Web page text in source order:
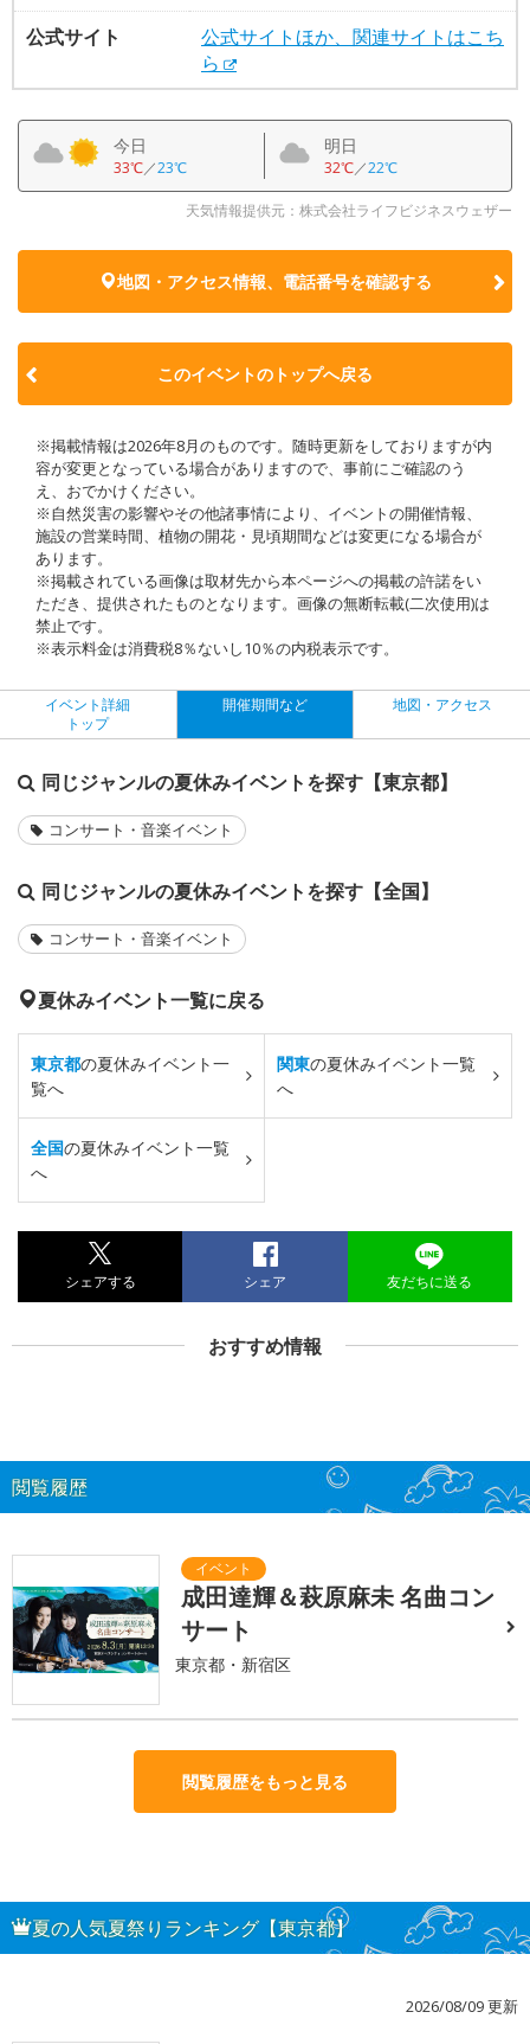
公式サイト
公式サイトほか、関連サイトはこち
ら
今日
33℃／23℃
明日
32℃／22℃
天気情報提供元：株式会社ライフビジネスウェザー
地図・アクセス情報、電話番号を確認する
このイベントのトップへ戻る
※掲載情報は2026年8月のものです。随時更新をしておりますが内
容が変更となっている場合がありますので、事前にご確認のう
え、おでかけください。
※自然災害の影響やその他諸事情により、イベントの開催情報、
施設の営業時間、植物の開花・見頃期間などは変更になる場合が
あります。
※掲載されている画像は取材先から本ページへの掲載の許諾をい
ただき、提供されたものとなります。画像の無断転載(二次使用)は
禁止です。
※表示料金は消費税8％ないし10％の内税表示です。
イベント詳細
トップ
開催期間など 地図・アクセス
同じジャンルの夏休みイベントを探す【東京都】
コンサート・音楽イベント
同じジャンルの夏休みイベントを探す【全国】
コンサート・音楽イベント
夏休みイベント一覧に戻る
東京都の夏休みイベント一
覧へ
関東の夏休みイベント一覧
へ
全国の夏休みイベント一覧
へ
シェアする シェア 友だちに送る
おすすめ情報
閲覧履歴
成田達輝＆萩原麻未 名曲コン
サート
東京都・新宿区
閲覧履歴をもっと見る
夏の人気夏祭りランキング【東京都】
2026/08/09 更新